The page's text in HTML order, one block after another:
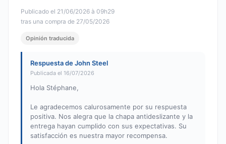
Publicado el 21/06/2026 à 09h29
tras una compra de 27/05/2026
Opinión traducida
Respuesta de John Steel
Publicada el 16/07/2026
Hola Stéphane,
Le agradecemos calurosamente por su respuesta
positiva. Nos alegra que la chapa antideslizante y la
entrega hayan cumplido con sus expectativas. Su
satisfacción es nuestra mayor recompensa.